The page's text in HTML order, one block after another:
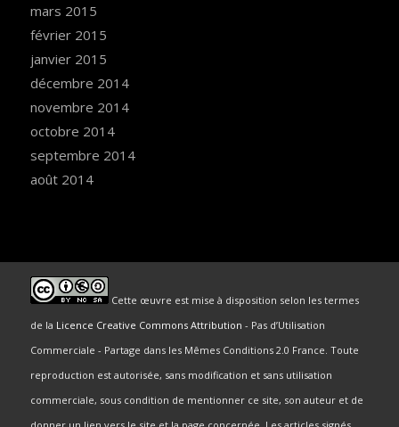
mars 2015
février 2015
janvier 2015
décembre 2014
novembre 2014
octobre 2014
septembre 2014
août 2014
Cette œuvre est mise à disposition selon les termes
de la Licence Creative Commons Attribution - Pas d’Utilisation
Commerciale - Partage dans les Mêmes Conditions 2.0 France. Toute
reproduction est autorisée, sans modification et sans utilisation
commerciale, sous condition de mentionner ce site, son auteur et de